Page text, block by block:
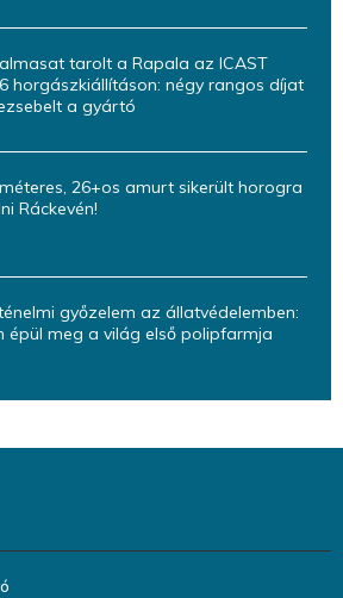
tarolt a Rapala az ICAST
horgászkiállításon: négy rangos díjat
a gyártó
26+os amurt sikerült horogra
Ráckevén!
győzelem az állatvédelemben:
épül meg a világ első polipfarmja